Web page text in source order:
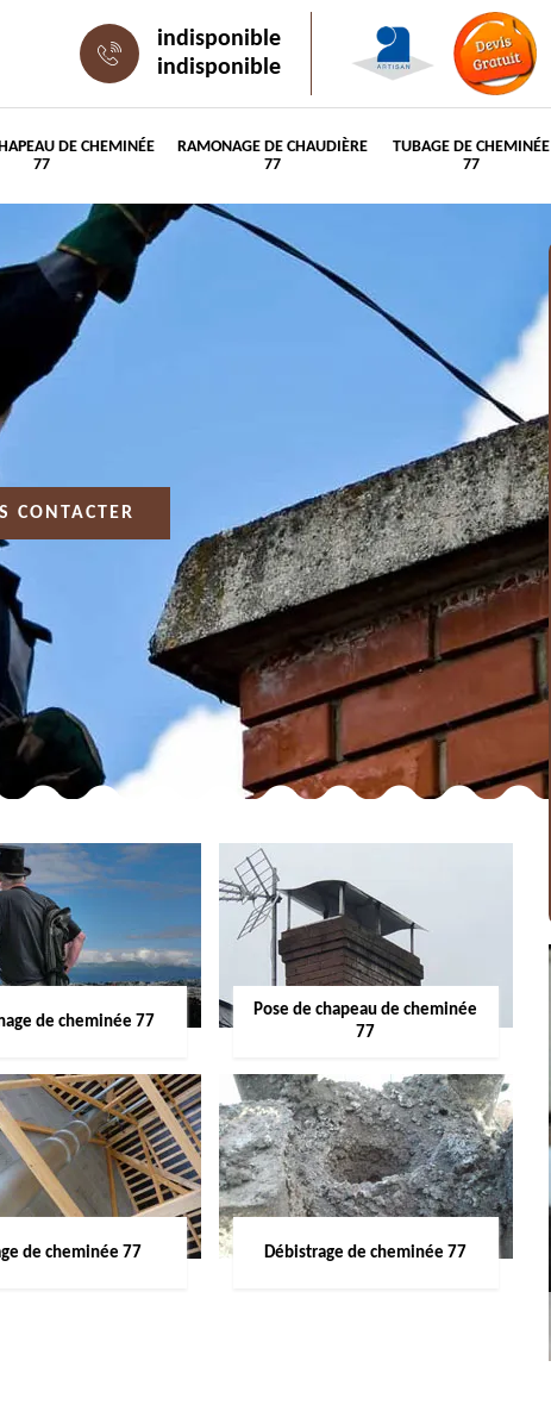
indisponible
indisponible
DE CHEMINÉE
77
RAMONAGE DE CHAUDIÈRE
77
TUBAGE DE CHEMINÉE
77
CONTACTER
de cheminée 77
Pose de chapeau de cheminée
77
de cheminée 77 Débistrage de cheminée 77